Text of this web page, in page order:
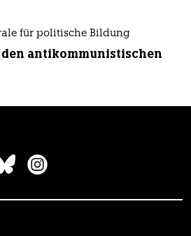
für politische Bildung
antikommunistischen